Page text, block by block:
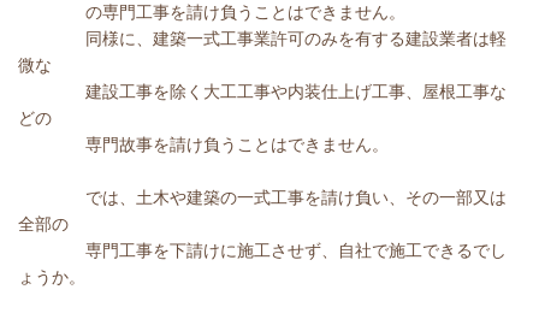
の専門工事を請け負うことはできません。
同様に、建築一式工事業許可のみを有する建設業者は軽
微な
建設工事を除く大工工事や内装仕上げ工事、屋根工事な
どの
専門故事を請け負うことはできません。
では、土木や建築の一式工事を請け負い、その一部又は
全部の
専門工事を下請けに施工させず、自社で施工できるでし
ょうか。